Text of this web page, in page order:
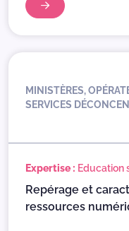
MINISTÈRES,
SERVICES
Expertise : Education
Repérage et
ressources